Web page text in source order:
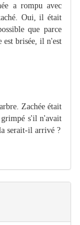
a rompu avec
Oui, il était
que parce
est brisée, il n'est
Zachée était
s'il n'avait
serait-il arrivé ?